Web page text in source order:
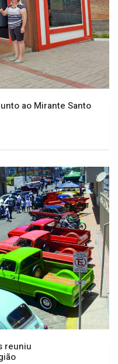
ao Mirante Santo
reuniu